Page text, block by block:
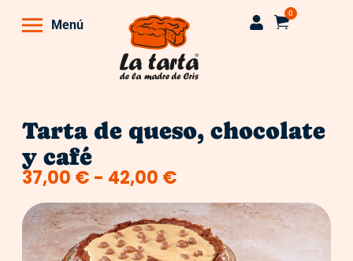
Menú
0
Tarta de queso, chocolate
y café
37,00 € - 42,00 €